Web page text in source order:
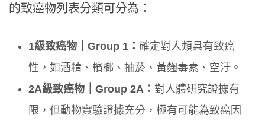
的致癌物列表分類可分為：
1級致癌物｜Group 1 ：確定對人類具有致癌
性，如酒精、檳榔、抽菸、黃麴毒素、空汙。
2A級致癌物｜Group 2A ：對人體研究證據有
限，但動物實驗證據充分，極有可能為致癌因